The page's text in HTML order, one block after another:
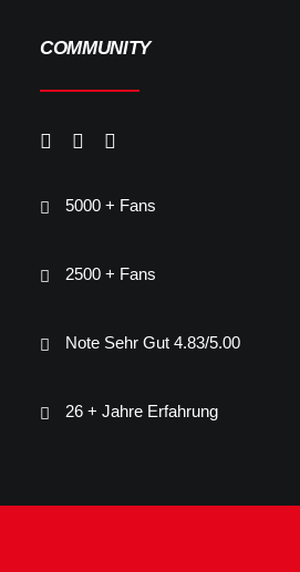
COMMUNITY
5000 + Fans
2500 + Fans
Note Sehr Gut 4.83/5.00
26 + Jahre Erfahrung